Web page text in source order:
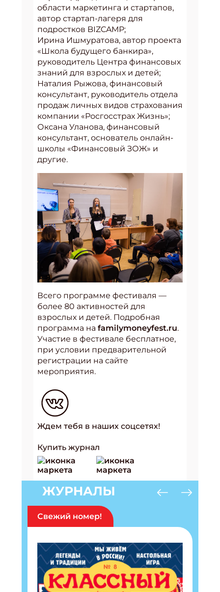
области маркетинга и стартапов,
автор стартап-лагеря для
подростков BIZCAMP;
Ирина Ишмуратова, автор проекта
«Школа будущего банкира»,
руководитель Центра финансовых
знаний для взрослых и детей;
Наталия Рыжова, финансовый
консультант, руководитель отдела
продаж личных видов страхования
компании «Росгосстрах Жизнь»;
Оксана Уланова, финансовый
консультант, основатель онлайн-
школы «Финансовый ЗОЖ» и
другие.
Всего программе фестиваля —
более 80 активностей для
взрослых и детей. Подробная
программа на familymoneyfest.ru.
Участие в фестивале бесплатное,
при условии предварительной
регистрации на сайте
мероприятия.
Ждем тебя в наших соцсетях!
Купить журнал
ЖУРНАЛЫ
Свежий номер!
Получи электронный "Классный журнал" в
подарок!
Укажите имя